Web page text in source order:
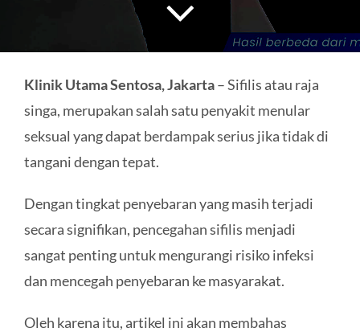
Klinik Utama Sentosa, Jakarta– Sifilis atau raja
singa, merupakan salah satu penyakit menular
seksual yang dapat berdampak serius jika tidak di
tangani dengan tepat.
Dengan tingkat penyebaran yang masih terjadi
secara signifikan, pencegahan sifilis menjadi
sangat penting untuk mengurangi risiko infeksi
dan mencegah penyebaran ke masyarakat.
Oleh karena itu, artikel ini akan membahas